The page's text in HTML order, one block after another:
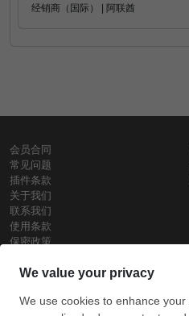
经销商（国际） | 阿联酋
会员合同
常见问题
插件条款
关于我们
联系我们
使用条款
保密政策
铁价格
每日废钢价格